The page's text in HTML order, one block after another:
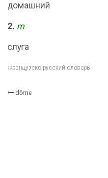
домашний
2. m
слуга
Французско-русский словарь
dôme